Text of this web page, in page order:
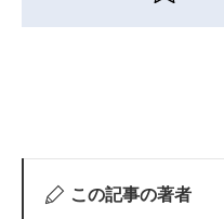
この記事の著者